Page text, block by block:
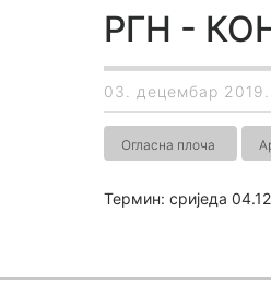
РГН -
03. децембар
Огласна плоча
Термин: сриједа